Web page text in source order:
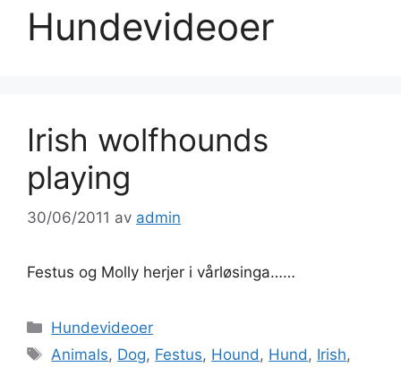
Hundevideoer
Irish wolfhounds
playing
30/06/2011 av admin
Festus og Molly herjer i vårløsinga……
Kategorier
Hundevideoer
Stikkord
Animals, Dog, Festus, Hound , Hund , Irish,